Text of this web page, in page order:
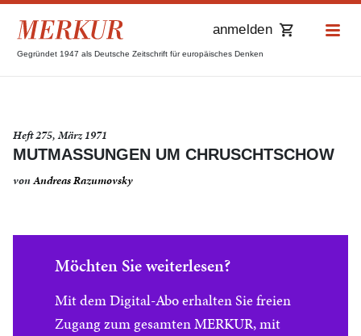
Gegründet 1947 als Deutsche Zeitschrift für europäisches Denken
anmelden
Heft 275, März 1971
MUTMASSUNGEN UM CHRUSCHTSCHOW
vonAndreas Razumovsky
Möchten Sie weiterlesen?
Mit dem Digital-Abo erhalten Sie freien
Zugang zum gesamten MERKUR, mit